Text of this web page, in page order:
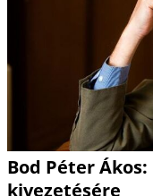
Bod Péter
kivezetésére